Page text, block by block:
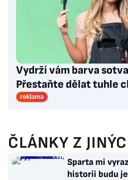
Vydrží vám barva
Přestaňte dělat tuhle
reklama
ČLÁNKY Z
Sparta mi
historii budu